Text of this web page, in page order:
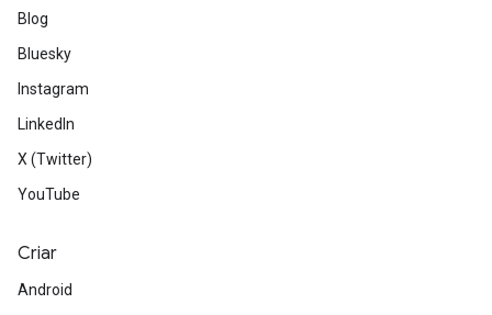
Blog
Bluesky
Instagram
LinkedIn
X (Twitter)
YouTube
Criar
Android